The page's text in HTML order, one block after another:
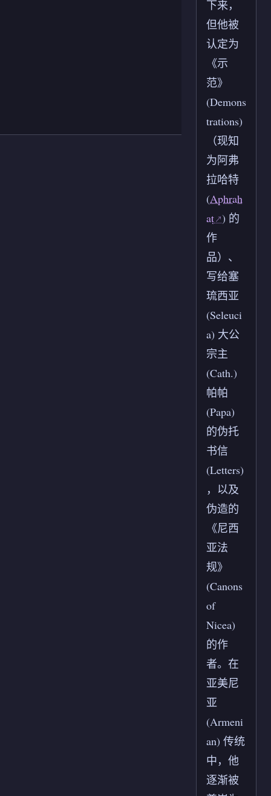
下来，
但他被
认定为
《示
范》
(Demons
trations)
（现知
为阿弗
拉哈特
(Aphrah
aṭ ) 的
作
品）、
写给塞
琉西亚
(Seleuci
a) 大公
宗主
(Cath.)
帕帕
(Papa)
的伪托
书信
(Letters)
，以及
伪造的
《尼西
亚法
规》
(Canons
of
Nicea)
的作
者。在
亚美尼
亚
(Armeni
an) 传统
中，他
逐渐被